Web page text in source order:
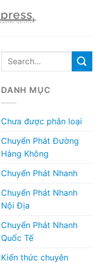
DANH MỤC
Chưa được phân loại
Chuyển Phát Đường
Hàng Không
Chuyển Phát Nhanh
Chuyển Phát Nhanh
Nội Địa
Chuyển Phát Nhanh
Quốc Tế
Kiến thức chuyên